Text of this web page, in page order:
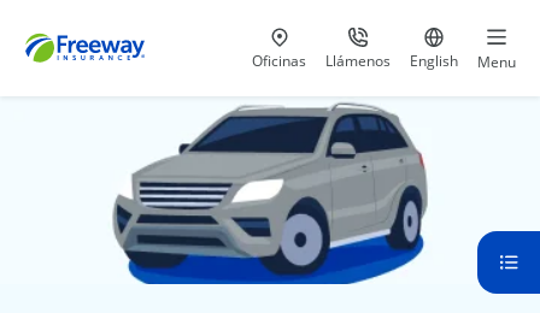
Visita nuestras
Oficinas Llámenos
al 800-441-5533
Ir al sitio
English Menu